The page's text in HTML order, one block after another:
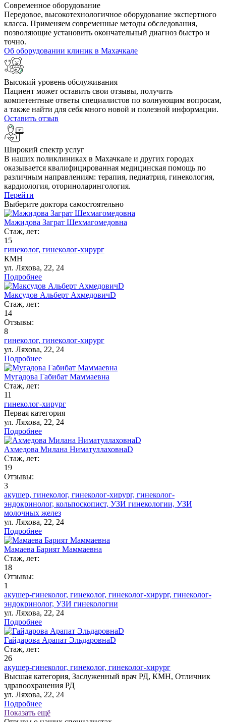
Современное оборудование
Передовое, высокотехнологичное оборудование экспертного
класса. Применяем современные методы обследования,
позволяющие установить окончательный диагноз быстро и
точно.
Об оборудовании клиник в Махачкале
Высокий уровень обслуживания
Пациент может оставить свои отзывы, получить
компетентные ответы специалистов по волнующим вопросам,
а также найти для себя много новой и полезной информации.
Оставить отзыв
Широкий спектр услуг
В наших поликлиниках в Махачкале и других городах
оказывается квалифицированная медицинская помощь по
различным направлениям: терапия, педиатрия, гинекология,
кардиология, оториноларингология.
Перейти
Выберите доктора самостоятельно
Мажидова Заграт Шехмагомедовна
Стаж, лет:
15
гинеколог, гинеколог-хирург
КМН
ул. Ляхова, 22, 24
Подробнее
Максудов Альберт АхмедовичD
Стаж, лет:
14
Отзывы:
8
гинеколог, гинеколог-хирург
ул. Ляхова, 22, 24
Подробнее
Мугадова Габибат Маммаевна
Стаж, лет:
11
гинеколог-хирург
Первая категория
ул. Ляхова, 22, 24
Подробнее
Ахмедова Милана НиматуллаховнаD
Стаж, лет:
19
Отзывы:
3
акушер, гинеколог, гинеколог-хирург, гинеколог-
эндокринолог, кольпоскопист, УЗИ гинекологии, УЗИ
молочных желез
ул. Ляхова, 22, 24
Подробнее
Мамаева Барият Маммаевна
Стаж, лет:
18
Отзывы:
1
акушер-гинеколог, гинеколог, гинеколог-хирург, гинеколог-
эндокринолог, УЗИ гинекологии
ул. Ляхова, 22, 24
Подробнее
Гайдарова Арапат ЭльдаровнаD
Стаж, лет:
26
акушер-гинеколог, гинеколог, гинеколог-хирург
Высшая категория, Заслуженный врач РД, КМН, Отличник
здравоохранения РД
ул. Ляхова, 22, 24
Подробнее
Показать ещё